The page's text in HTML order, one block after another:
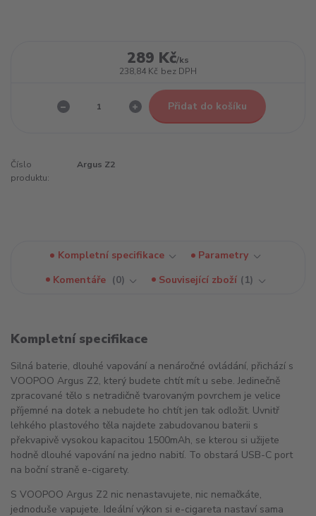
289 Kč/ks
238,84 Kč bez DPH
Přidat do košíku
Číslo
produktu:
Argus Z2
Kompletní specifikace
Parametry
Komentáře
0 Související zboží 1
Kompletní specifikace
Silná baterie, dlouhé vapování a nenáročné ovládání, přichází s
VOOPOO Argus Z2, který budete chtít mít u sebe. Jedinečně
zpracované tělo s netradičně tvarovaným povrchem je velice
příjemné na dotek a nebudete ho chtít jen tak odložit. Uvnitř
lehkého plastového těla najdete zabudovanou baterii s
překvapivě vysokou kapacitou 1500mAh, se kterou si užijete
hodně dlouhé vapování na jedno nabití. To obstará USB-C port
na boční straně e-cigarety.
S VOOPOO Argus Z2 nic nenastavujete, nic nemačkáte,
jednoduše vapujete. Ideální výkon si e-cigareta nastaví sama